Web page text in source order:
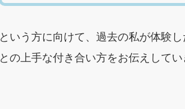
という方に向けて、過去の私が体験
との上手な付き合い方をお伝えしてい